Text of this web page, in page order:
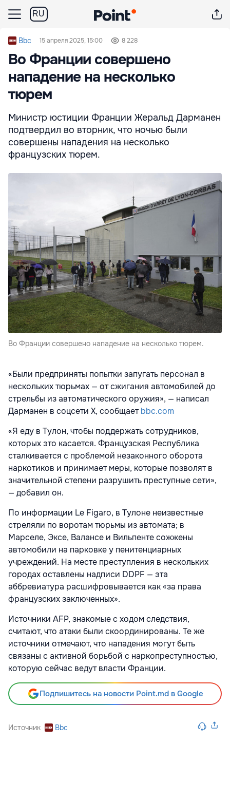
RU
Bbc 15 апреля 2025, 15:00 8 228
Во Франции совершено
нападение на несколько
тюрем
Министр юстиции Франции Жеральд Дарманен
подтвердил во вторник, что ночью были
совершены нападения на несколько
французских тюрем.
Во Франции совершено нападение на несколько тюрем.
«Были предприняты попытки запугать персонал в
нескольких тюрьмах — от сжигания автомобилей до
стрельбы из автоматического оружия», — написал
Дарманен в соцсети X, сообщаетbbc.com
«Я еду в Тулон, чтобы поддержать сотрудников,
которых это касается. Французская Республика
сталкивается с проблемой незаконного оборота
наркотиков и принимает меры, которые позволят в
значительной степени разрушить преступные сети»,
— добавил он.
По информации Le Figaro, в Тулоне неизвестные
стреляли по воротам тюрьмы из автомата; в
Марселе, Эксе, Валансе и Вильпенте сожжены
автомобили на парковке у пенитенциарных
учреждений. На месте преступления в нескольких
городах оставлены надписи DDPF — эта
аббревиатура расшифровывается как «за права
французских заключенных».
Источники AFP, знакомые с ходом следствия,
считают, что атаки были скоординированы. Те же
источники отмечают, что нападения могут быть
связаны с активной борьбой с наркопреступностью,
которую сейчас ведут власти Франции.
Подпишитесь на новости Point.md в Google
Источник Bbc